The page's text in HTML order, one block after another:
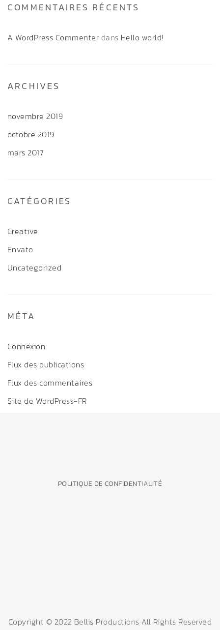
COMMENTAIRES RÉCENTS
A WordPress Commenter dans Hello world!
ARCHIVES
novembre 2019
octobre 2019
mars 2017
CATÉGORIES
Creative
Envato
Uncategorized
MÉTA
Connexion
Flux des publications
Flux des commentaires
Site de WordPress-FR
POLITIQUE DE CONFIDENTIALITÉ
Copyright © 2022 Bellis Productions All Rights Reserved